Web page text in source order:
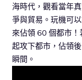
海時代，觀看當年
爭與貿易。玩機可
來佔領 60 個都市
起攻下都市，佔領
瞬間。